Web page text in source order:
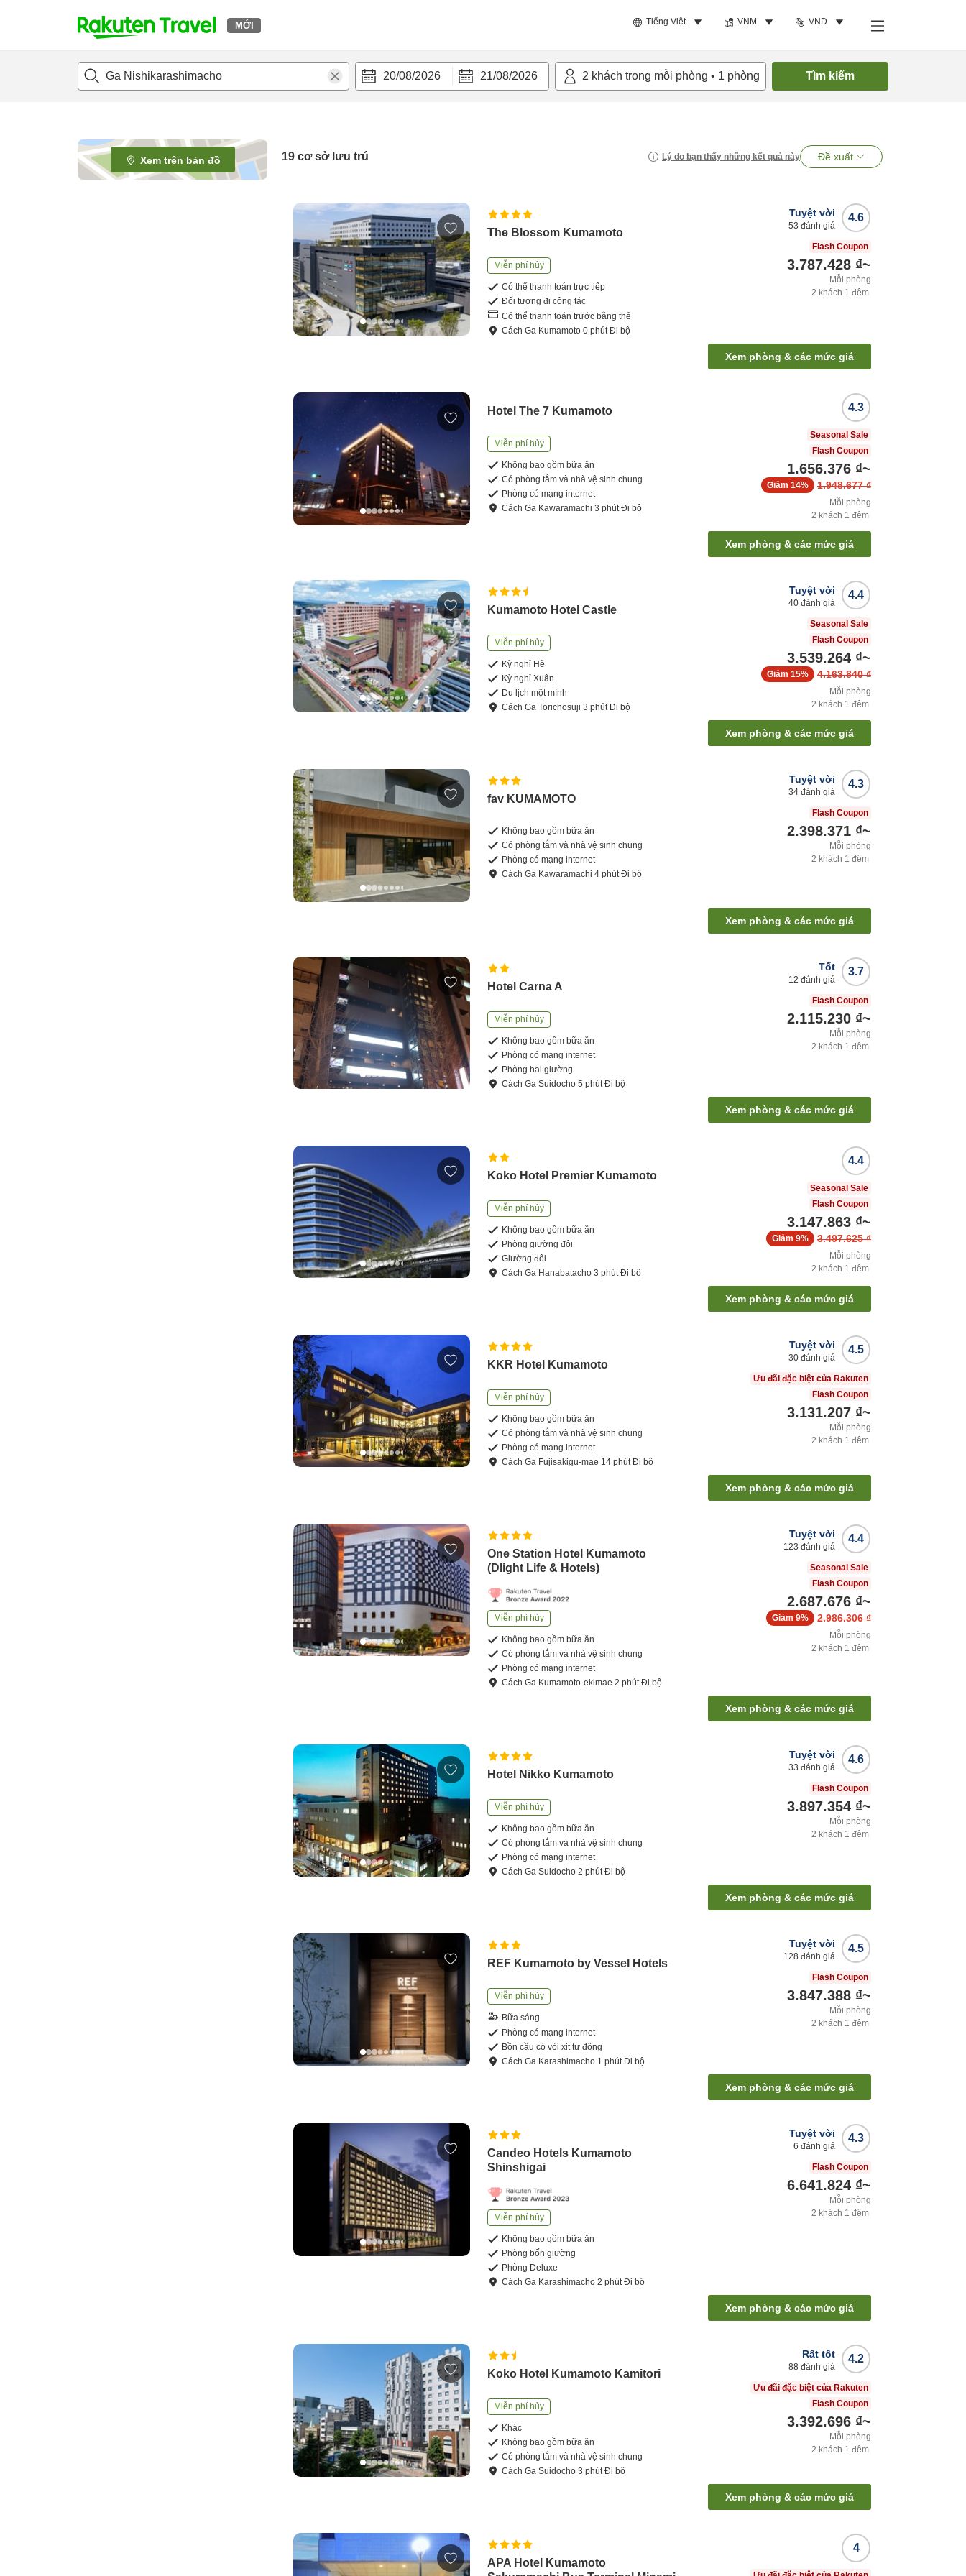
MỚI Tiếng Việt VNM VND
t
p
e
_
s
20/08/2026 21/08/2026 2 khách trong mỗi phòng • 1 phòng Tìm kiếm
Xem trên bản đồ 19 cơ sở lưu trú Lý do bạn thấy những kết quả này Đề xuất
The Blossom Kumamoto
Miễn phí hủy
Có thể thanh toán trực tiếp
Đối tượng đi công tác
Có thể thanh toán trước bằng thẻ
CáchGa Kumamoto 0 phútĐi bộ
4.6
Tuyệt vời
53 đánh giá
Flash Coupon
3.787.428 ₫~
Mỗi phòng
2 khách 1 đêm
Xem phòng & các mức giá
Hotel The 7 Kumamoto
Miễn phí hủy
Không bao gồm bữa ăn
Có phòng tắm và nhà vệ sinh chung
Phòng có mạng internet
CáchGa Kawaramachi 3 phútĐi bộ
4.3
Seasonal Sale
Flash Coupon
1.656.376 ₫~
1.948.677 ₫
Giảm 14%
Mỗi phòng
2 khách 1 đêm
Xem phòng & các mức giá
Kumamoto Hotel Castle
Miễn phí hủy
Kỳ nghỉ Hè
Kỳ nghỉ Xuân
Du lịch một mình
CáchGa Torichosuji 3 phútĐi bộ
4.4
Tuyệt vời
40 đánh giá
Seasonal Sale
Flash Coupon
3.539.264 ₫~
4.163.840 ₫
Giảm 15%
Mỗi phòng
2 khách 1 đêm
Xem phòng & các mức giá
fav KUMAMOTO
Không bao gồm bữa ăn
Có phòng tắm và nhà vệ sinh chung
Phòng có mạng internet
CáchGa Kawaramachi 4 phútĐi bộ
4.3
Tuyệt vời
34 đánh giá
Flash Coupon
2.398.371 ₫~
Mỗi phòng
2 khách 1 đêm
Xem phòng & các mức giá
Hotel Carna A
Miễn phí hủy
Không bao gồm bữa ăn
Phòng có mạng internet
Phòng hai giường
CáchGa Suidocho 5 phútĐi bộ
3.7
Tốt
12 đánh giá
Flash Coupon
2.115.230 ₫~
Mỗi phòng
2 khách 1 đêm
Xem phòng & các mức giá
Koko Hotel Premier Kumamoto
Miễn phí hủy
Không bao gồm bữa ăn
Phòng giường đôi
Giường đôi
CáchGa Hanabatacho 3 phútĐi bộ
4.4
Seasonal Sale
Flash Coupon
3.147.863 ₫~
3.497.625 ₫
Giảm 9%
Mỗi phòng
2 khách 1 đêm
Xem phòng & các mức giá
KKR Hotel Kumamoto
Miễn phí hủy
Không bao gồm bữa ăn
Có phòng tắm và nhà vệ sinh chung
Phòng có mạng internet
CáchGa Fujisakigu-mae 14 phútĐi bộ
4.5
Tuyệt vời
30 đánh giá
Ưu đãi đặc biệt của Rakuten
Flash Coupon
3.131.207 ₫~
Mỗi phòng
2 khách 1 đêm
Xem phòng & các mức giá
One Station Hotel Kumamoto
(Dlight Life & Hotels)
Miễn phí hủy
Không bao gồm bữa ăn
Có phòng tắm và nhà vệ sinh chung
Phòng có mạng internet
CáchGa Kumamoto-ekimae 2 phútĐi bộ
4.4
Tuyệt vời
123 đánh giá
Seasonal Sale
Flash Coupon
2.687.676 ₫~
2.986.306 ₫
Giảm 9%
Mỗi phòng
2 khách 1 đêm
Xem phòng & các mức giá
Hotel Nikko Kumamoto
Miễn phí hủy
Không bao gồm bữa ăn
Có phòng tắm và nhà vệ sinh chung
Phòng có mạng internet
CáchGa Suidocho 2 phútĐi bộ
4.6
Tuyệt vời
33 đánh giá
Flash Coupon
3.897.354 ₫~
Mỗi phòng
2 khách 1 đêm
Xem phòng & các mức giá
REF Kumamoto by Vessel Hotels
Miễn phí hủy
Bữa sáng
Phòng có mạng internet
Bồn cầu có vòi xịt tự động
CáchGa Karashimacho 1 phútĐi bộ
4.5
Tuyệt vời
128 đánh giá
Flash Coupon
3.847.388 ₫~
Mỗi phòng
2 khách 1 đêm
Xem phòng & các mức giá
Candeo Hotels Kumamoto
Shinshigai
Miễn phí hủy
Không bao gồm bữa ăn
Phòng bốn giường
Phòng Deluxe
CáchGa Karashimacho 2 phútĐi bộ
4.3
Tuyệt vời
6 đánh giá
Flash Coupon
6.641.824 ₫~
Mỗi phòng
2 khách 1 đêm
Xem phòng & các mức giá
Koko Hotel Kumamoto Kamitori
Miễn phí hủy
Khác
Không bao gồm bữa ăn
Có phòng tắm và nhà vệ sinh chung
CáchGa Suidocho 3 phútĐi bộ
4.2
Rất tốt
88 đánh giá
Ưu đãi đặc biệt của Rakuten
Flash Coupon
3.392.696 ₫~
Mỗi phòng
2 khách 1 đêm
Xem phòng & các mức giá
APA Hotel Kumamoto
4